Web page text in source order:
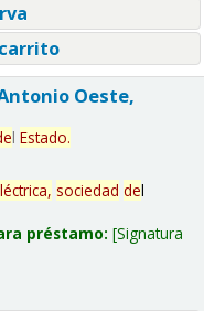
Oeste,
l Estado.
sociedad del
préstamo: Signatura